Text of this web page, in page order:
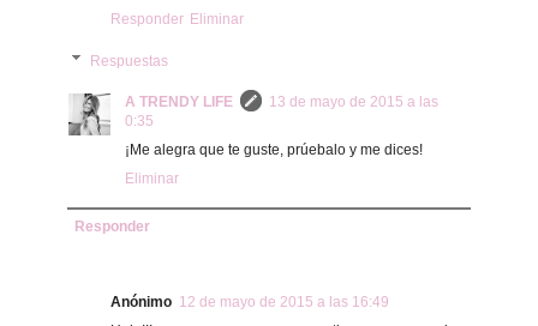
Responder Eliminar
Respuestas
A TRENDY LIFE
13 de mayo de 2015 a las
0:35
¡Me alegra que te guste, prúebalo y me dices!
Eliminar
Responder
Anónimo 12 de mayo de 2015 a las 16:49